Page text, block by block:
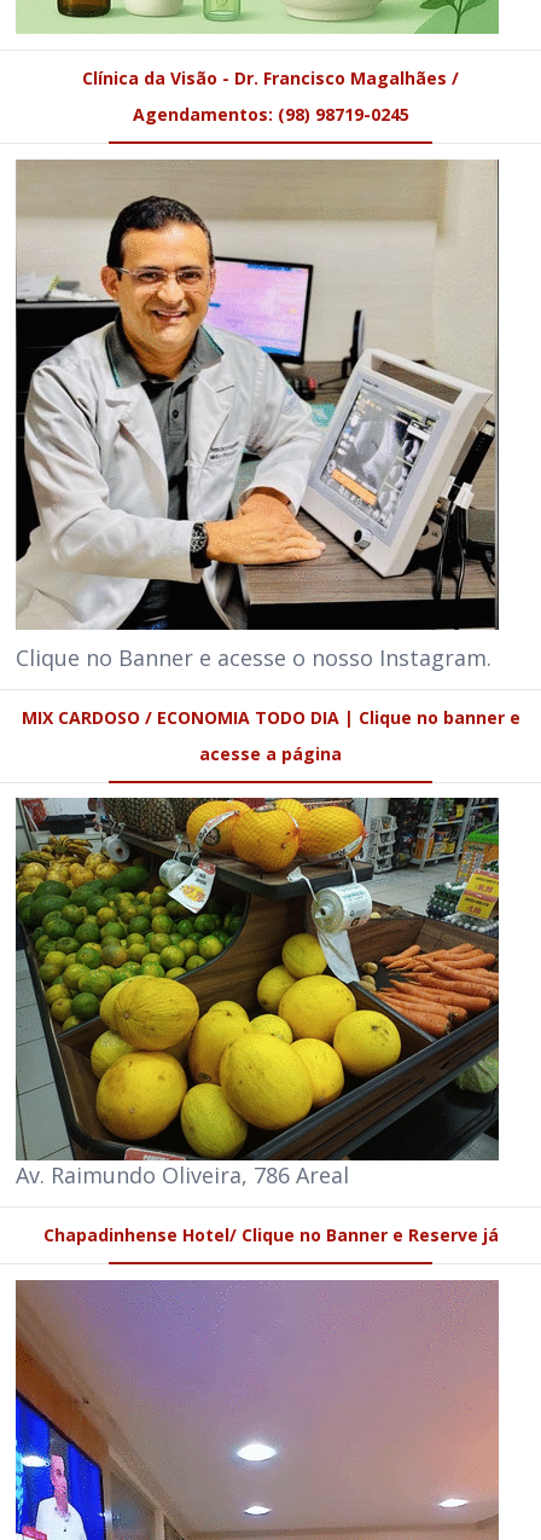
Clínica da Visão - Dr. Francisco Magalhães /
Agendamentos: (98) 98719-0245
Clique no Banner e acesse o nosso Instagram.
MIX CARDOSO / ECONOMIA TODO DIA | Clique no banner e
acesse a página
Av. Raimundo Oliveira, 786 Areal
Chapadinhense Hotel/ Clique no Banner e Reserve já